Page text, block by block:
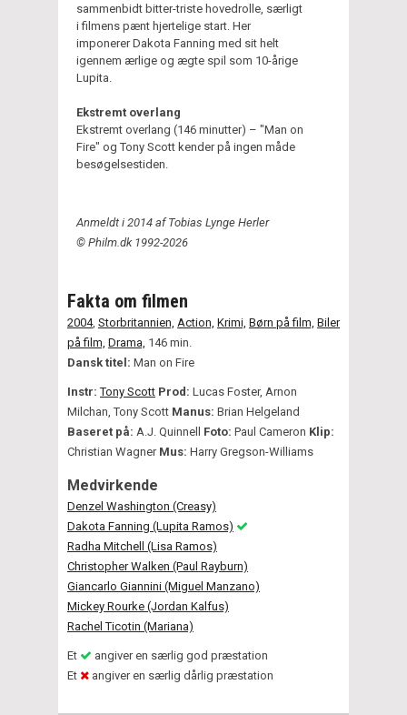
sammenbidt bitter-triste hovedrolle, særligt
i filmens pænt hjertelige start. Her
imponerer Dakota Fanning med sit helt
igennem ærlige og ægte spil som 10-årige
Lupita.
Ekstremt overlang
Ekstremt overlang (146 minutter) – "Man on
Fire" og Tony Scott kender på ingen måde
besøgelsestiden.
Anmeldt i 2014 af Tobias Lynge Herler
© Philm.dk 1992-2026
Fakta om filmen
2004, Storbritannien, Action, Krimi, Børn på film, Biler
på film, Drama, 146 min.
Dansk titel: Man on Fire
Instr: Tony Scott Prod: Lucas Foster, Arnon
Milchan, Tony Scott Manus: Brian Helgeland
Baseret på: A.J. Quinnell Foto: Paul Cameron Klip:
Christian Wagner Mus: Harry Gregson-Williams
Medvirkende
Denzel Washington (Creasy)
Dakota Fanning (Lupita Ramos)
Radha Mitchell (Lisa Ramos)
Christopher Walken (Paul Rayburn)
Giancarlo Giannini (Miguel Manzano)
Mickey Rourke (Jordan Kalfus)
Rachel Ticotin (Mariana)
Et
angiver en særlig god præstation
Et
angiver en særlig dårlig præstation